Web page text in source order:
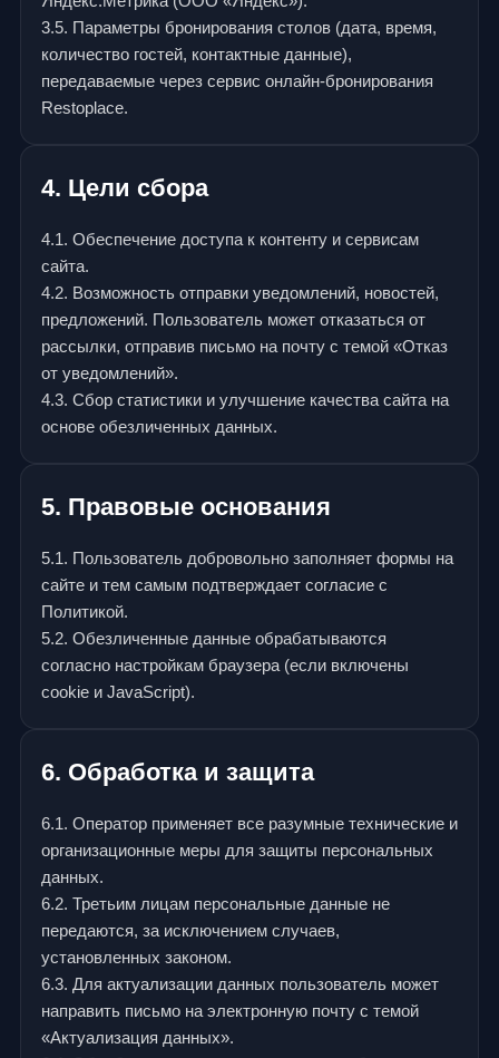
3.5. Параметры бронирования столов (дата, время,
количество гостей, контактные данные),
передаваемые через сервис онлайн-бронирования
Restoplace.
4. Цели сбора
4.1. Обеспечение доступа к контенту и сервисам
сайта.
4.2. Возможность отправки уведомлений, новостей,
предложений. Пользователь может отказаться от
рассылки, отправив письмо на почту с темой «Отказ
от уведомлений».
4.3. Сбор статистики и улучшение качества сайта на
основе обезличенных данных.
5. Правовые основания
5.1. Пользователь добровольно заполняет формы на
сайте и тем самым подтверждает согласие с
Политикой.
5.2. Обезличенные данные обрабатываются
согласно настройкам браузера (если включены
cookie и JavaScript).
6. Обработка и защита
6.1. Оператор применяет все разумные технические и
организационные меры для защиты персональных
данных.
6.2. Третьим лицам персональные данные не
передаются, за исключением случаев,
установленных законом.
6.3. Для актуализации данных пользователь может
направить письмо на электронную почту с темой
«Актуализация данных».